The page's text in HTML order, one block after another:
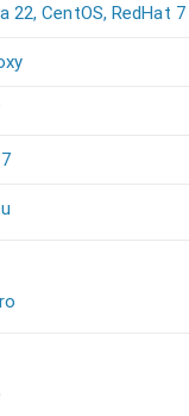
22, CentOS, RedHat 7